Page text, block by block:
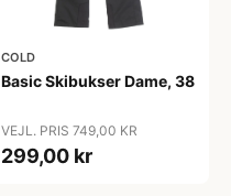
COLD
Basic Skibukser Dame, 38
VEJL. PRIS 749,00 KR
299,00 kr